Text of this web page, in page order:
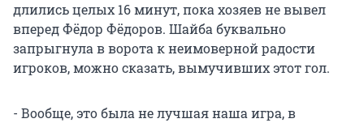
длились целых 16 минут, пока хозяев не вывел
вперед Фёдор Фёдоров. Шайба буквально
запрыгнула в ворота к неимоверной радости
игроков, можно сказать, вымучивших этот гол.
- Вообще, это была не лучшая наша игра, в